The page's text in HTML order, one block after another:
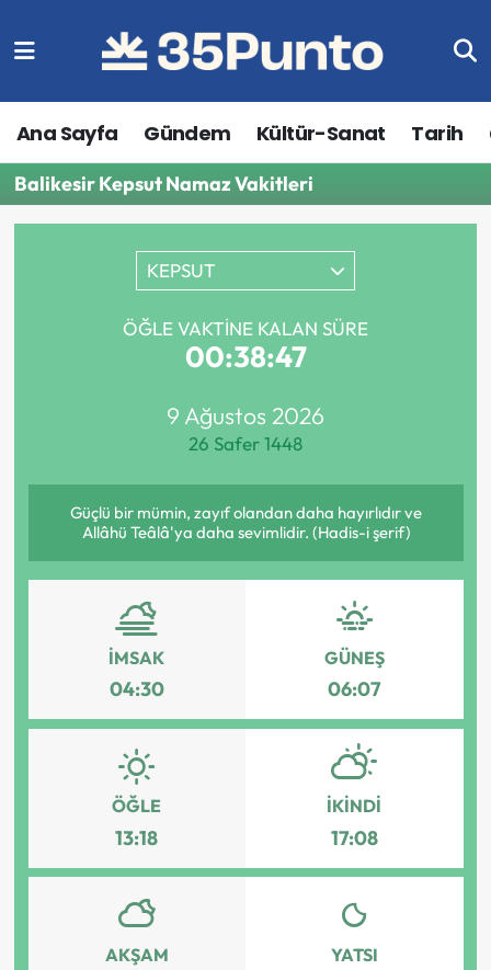
Ana Sayfa Gündem Kültür-Sanat Tarih
Balikesir Kepsut Namaz Vakitleri
KEPSUT
ÖĞLE VAKTINE KALAN SÜRE
00:38:47
9 Ağustos 2026
26 Safer 1448
Güçlü bir mümin, zayıf olandan daha hayırlıdır ve
Allâhü Teâlâ'ya daha sevimlidir. (Hadis-i şerif)
İMSAK
04:30
GÜNEŞ
06:07
ÖĞLE
13:18
İKINDI
17:08
AKŞAM YATSI